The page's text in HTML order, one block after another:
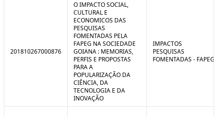
201810267000876
O IMPACTO SOCIAL,
CULTURAL E
ECONOMICOS DAS
PESQUISAS
FOMENTADAS PELA
FAPEG NA SOCIEDADE
GOIANA : MEMORIAS,
PERFIS E PROPOSTAS
PARA A
POPULARIZAÇÃO DA
CIÊNCIA, DA
TECNOLOGIA E DA
INOVAÇÃO
IMPACTOS
PESQUISAS
FOMENTADAS - FAPEG